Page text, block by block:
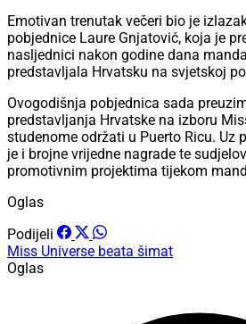
Emotivan trenutak večeri bio je
pobjednice Laure Gnjatović, koja je
nasljednici nakon godine dana
predstavljala Hrvatsku na svjetskoj
Ovogodišnja pobjednica sada
predstavljanja Hrvatske na izboru
studenome održati u Puerto Ricu. Uz
je i brojne vrijedne nagrade te
promotivnim projektima tijekom
Oglas
Podijeli
Miss Universe beata šimat
Oglas